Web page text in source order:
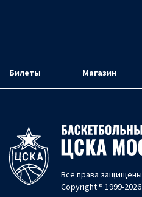
Билеты Магазин
Все права защищены
Copyright ® 1999-2026